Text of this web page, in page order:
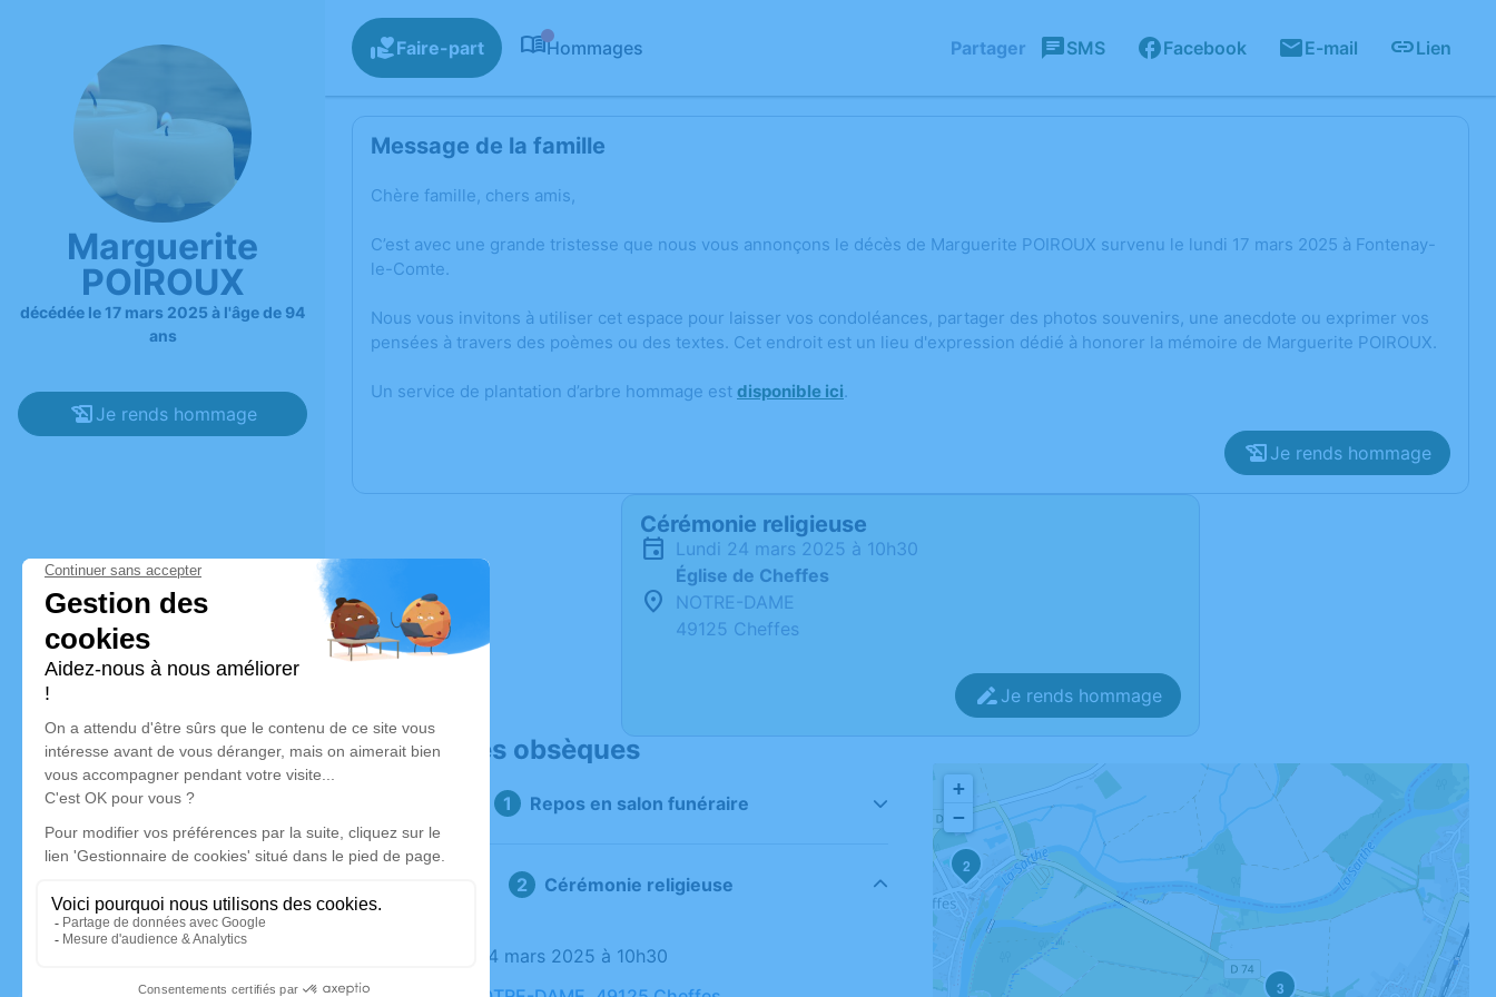
Marguerite
POIROUX
décédée le 17 mars 2025 à l'âge de 94
ans
Je rends hommage
Faire-part Hommages Partager SMS Facebook E-mail Lien
Message de la famille
Chère famille, chers amis,
C’est avec une grande tristesse que nous vous annonçons le décès de Marguerite POIROUX survenu le lundi 17 mars 2025 à Fontenay-
le-Comte.
Nous vous invitons à utiliser cet espace pour laisser vos condoléances, partager des photos souvenirs, une anecdote ou exprimer vos
pensées à travers des poèmes ou des textes. Cet endroit est un lieu d'expression dédié à honorer la mémoire de Marguerite POIROUX.
Un service de plantation d’arbre hommage est disponible ici.
Je rends hommage
Cérémonie religieuse
lundi 24 mars 2025 à 10h30
Église de Cheffes
NOTRE-DAME
49125 Cheffes
Je rends hommage
Déroulé des obsèques
Repos en salon funéraire
Cérémonie religieuse
Le lundi 24 mars 2025 à 10h30
2
3
+
−